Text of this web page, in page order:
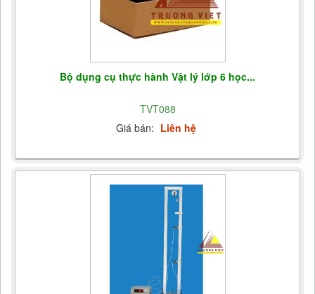
Bộ dụng cụ thực hành Vật lý lớp 6 học...
TVT088
Giá bán: Liên hệ